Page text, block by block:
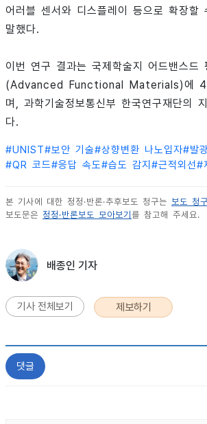
어러블 센서와 디스플레이 등으로 확장할
말했다.
이번 연구 결과는 국제학술지 어드밴스드
(Advanced Functional Materials)에 4
며, 과학기술정보통신부 한국연구재단의
다.
#UNIST#보안 기술#상향변환 나노입자#발
#QR 코드#응답 속도#습도 감지 #근적외선#
본 기사에 대한 정정·반론·추후보도 청구는 보도 청
보도문은 정정·반론보도 모아보기 를 참고해 주세요.
배종인 기자
기사 전체보기 제보하기
댓글